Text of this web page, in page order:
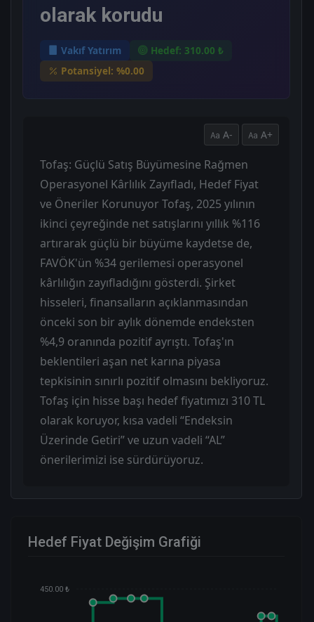
olarak korudu
Vakıf Yatırım
Hedef: 310.00 ₺
Potansiyel: %0.00
A- A+
Tofaş: Güçlü Satış Büyümesine Rağmen
Operasyonel Kârlılık Zayıfladı, Hedef Fiyat
ve Öneriler Korunuyor Tofaş, 2025 yılının
ikinci çeyreğinde net satışlarını yıllık %116
artırarak güçlü bir büyüme kaydetse de,
FAVÖK'ün %34 gerilemesi operasyonel
kârlılığın zayıfladığını gösterdi. Şirket
hisseleri, finansalların açıklanmasından
önceki son bir aylık dönemde endeksten
%4,9 oranında pozitif ayrıştı. Tofaş'ın
beklentileri aşan net karına piyasa
tepkisinin sınırlı pozitif olmasını bekliyoruz.
Tofaş için hisse başı hedef fiyatımızı 310 TL
olarak koruyor, kısa vadeli “Endeksin
Üzerinde Getiri” ve uzun vadeli “AL”
önerilerimizi ise sürdürüyoruz.
Hedef Fiyat Değişim Grafiği
450.00 ₺